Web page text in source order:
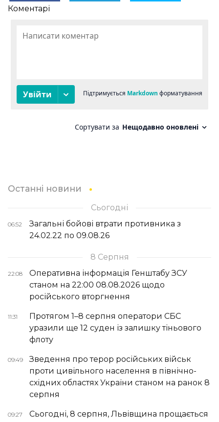
Коментарі
Останні новини
Сьогодні
06:52
Загальні бойові втрати противника з
24.02.22 по 09.08.26
8 Серпня
22:08
Оперативна інформація Генштабу ЗСУ
станом на 22:00 08.08.2026 щодо
російського вторгнення
11:31
Протягом 1–8 серпня оператори СБС
уразили ще 12 суден із залишку тіньового
флоту
09:49
Зведення про терор російських військ
проти цивільного населення в північно-
східних областях України станом на ранок 8
серпня
09:27
Сьогодні, 8 серпня, Львівщина прощається